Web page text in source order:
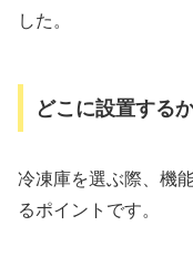
した。
どこに設置する
冷凍庫を選ぶ際、機
るポイントです。